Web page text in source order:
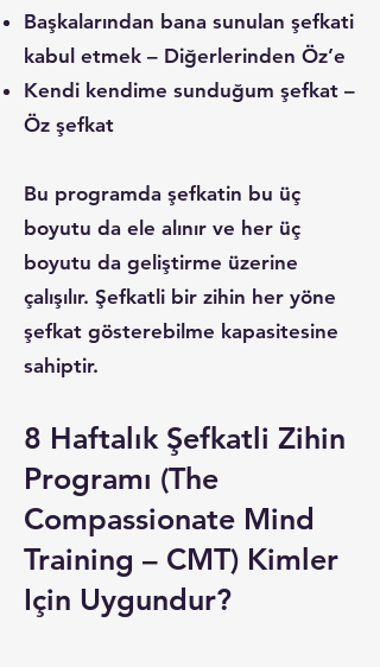
Başkalarından bana sunulan şefkati
kabul etmek – Diğerlerinden Öz’e
Kendi kendime sunduğum şefkat –
Öz şefkat
Bu programda şefkatin bu üç
boyutu da ele alınır ve her üç
boyutu da geliştirme üzerine
çalışılır. Şefkatli bir zihin her yöne
şefkat gösterebilme kapasitesine
sahiptir.
8 Haftalık Şefkatli Zihin
Programı (The
Compassionate Mind
Training – CMT) Kimler
Için Uygundur?